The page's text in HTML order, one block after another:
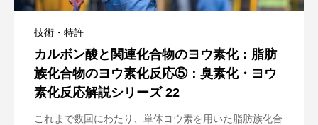
技術・特許
カルボン酸と関連化合物のヨウ素化：脂肪
族化合物のヨウ素化反応⑤：臭素化・ヨウ
素化反応解説シリーズ 22
これまで数回にわたり、単体ヨウ素を用いた脂肪族化合